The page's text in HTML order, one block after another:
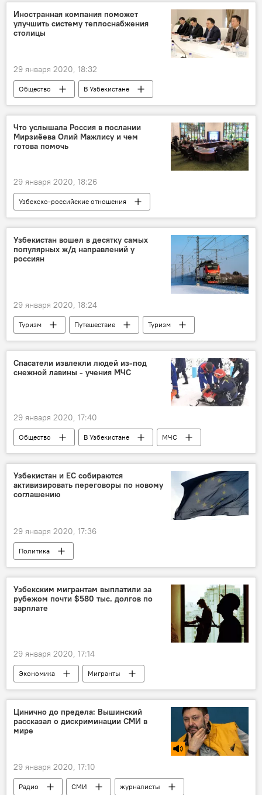
Иностранная компания поможет
улучшить систему теплоснабжения
столицы
29 января 2020, 18:32
Общество
В Узбекистане
Хокимият Ташкента
отопление
Ташкент
Что услышала Россия в послании
Мирзиёева Олий Мажлису и чем
готова помочь
29 января 2020, 18:26
Узбекско-российские отношения
Послание президента Узбекистана палатам Олий Мажлиса
В Узбекистане
Узбекистан
Россия
Шавкат Мирзиёев
Акмаль Саидов
Политика
Узбекистан вошел в десятку самых
популярных ж/д направлений у
россиян
29 января 2020, 18:24
Туризм Путешествие
Туризм
Поезд
Россия Узбекистан
Спасатели извлекли людей из-под
снежной лавины - учения МЧС
29 января 2020, 17:40
Общество В Узбекистане
МЧС
учения
лавина
Узбекистан
Термез
Ташкент
Узбекистан и ЕС собираются
активизировать переговоры по новому
соглашению
29 января 2020, 17:36
Политика
Узбекским мигрантам выплатили за
рубежом почти $580 тыс. долгов по
зарплате
29 января 2020, 17:14
Экономика
Мигранты
трудовые мигранты
Узбекистан
Министерство занятости и трудовых отношений
Россия
Цинично до предела: Вышинский
рассказал о дискриминации СМИ в
мире
29 января 2020, 17:10
Радио СМИ
журналисты